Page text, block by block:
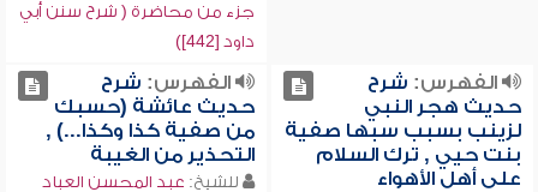
جزء من محاضرة ( شرح سنن أبي
داود [442])
الفهرس: شرح
حديث هجر النبي
لزينب بسبب سبها صفية
بنت حيي , ترك السلام
على أهل الأهواء
الفهرس: شرح
حديث عائشة (حسبك
من صفية كذا وكذا...) ,
التحذير من الغيبة
للشيخ: عبد المحسن العباد